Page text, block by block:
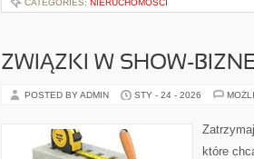
CATEGORIES: NIERUCHOMOŚCI
ZWIĄZKI W SHOW-
POSTED BY ADMIN STY - 24 - 2026
które